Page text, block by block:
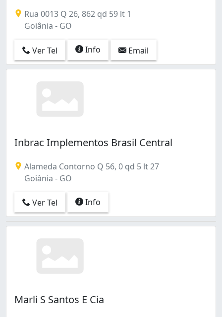
Rua 0013 Q 26, 862 qd 59 lt 1
Goiânia - GO
Ver Tel Info Email
Inbrac Implementos Brasil Central
Alameda Contorno Q 56, 0 qd 5 lt 27
Goiânia - GO
Ver Tel Info
Marli S Santos E Cia